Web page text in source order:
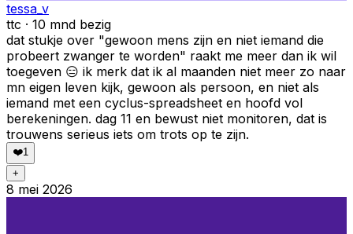
tessa_v
ttc · 10 mnd bezig
dat stukje over "gewoon mens zijn en niet iemand die
probeert zwanger te worden" raakt me meer dan ik wil
toegeven 😑 ik merk dat ik al maanden niet meer zo naar
mn eigen leven kijk, gewoon als persoon, en niet als
iemand met een cyclus-spreadsheet en hoofd vol
berekeningen. dag 11 en bewust niet monitoren, dat is
trouwens serieus iets om trots op te zijn.
❤️1
+
8 mei 2026